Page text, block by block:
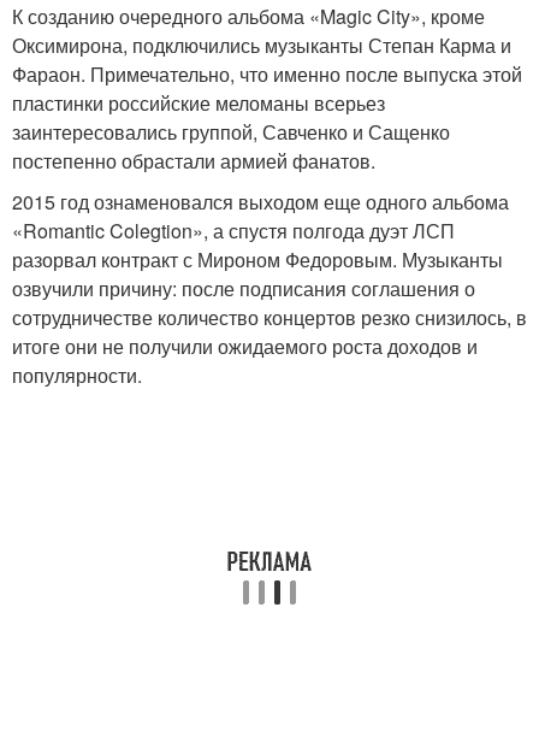
К созданию очередного альбома «Magic City», кроме
Оксимирона, подключились музыканты Степан Карма и
Фараон. Примечательно, что именно после выпуска этой
пластинки российские меломаны всерьез
заинтересовались группой, Савченко и Сащенко
постепенно обрастали армией фанатов.
2015 год ознаменовался выходом еще одного альбома
«Romantic Colegtion», а спустя полгода дуэт ЛСП
разорвал контракт с Мироном Федоровым. Музыканты
озвучили причину: после подписания соглашения о
сотрудничестве количество концертов резко снизилось, в
итоге они не получили ожидаемого роста доходов и
популярности.